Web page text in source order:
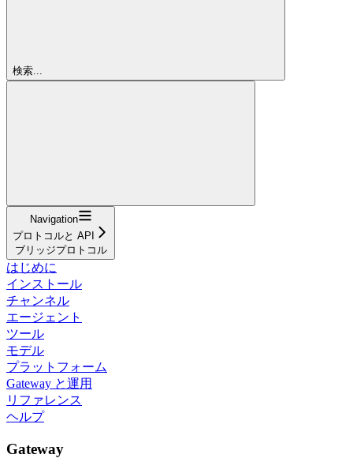
検索...
Navigation
プロトコルと API
ブリッジプロトコル
はじめに
インストール
チャンネル
エージェント
ツール
モデル
プラットフォーム
Gateway と運用
リファレンス
ヘルプ
Gateway